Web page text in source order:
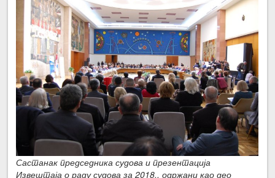
Састанак председника судова и презентација
Извештаја о раду судова за 2018., одржани као део